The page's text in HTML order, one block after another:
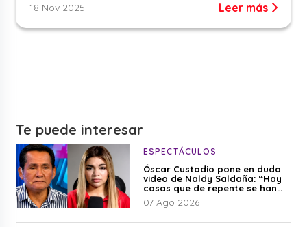
18 Nov 2025 Leer más
Te puede interesar
ESPECTÁCULOS
Óscar Custodio pone en duda
video de Naldy Saldaña: “Hay
cosas que de repente se han
editado”
07 Ago 2026